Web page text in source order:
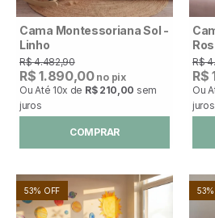
Cama Montessoriana Sol -
Linho
R$ 4.482,90
R$ 1.890,00no pix
Ou Até 10x de R$ 210,00 sem
juros
COMPRAR
R$
R$
Ou
juros
53% OFF